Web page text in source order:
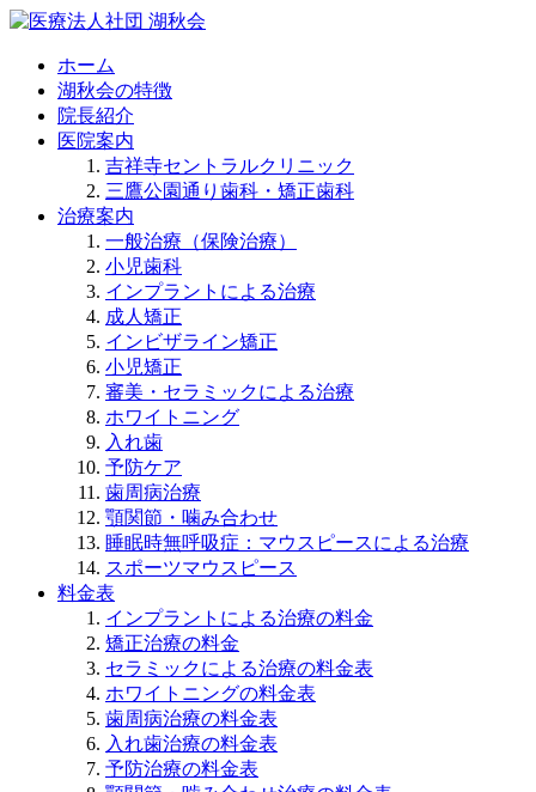
ホーム
湖秋会の特徴
院長紹介
医院案内
吉祥寺セントラルクリニック
三鷹公園通り歯科・矯正歯科
治療案内
一般治療（保険治療）
小児歯科
インプラントによる治療
成人矯正
インビザライン矯正
小児矯正
審美・セラミックによる治療
ホワイトニング
入れ歯
予防ケア
歯周病治療
顎関節・噛み合わせ
睡眠時無呼吸症：マウスピースによる治療
スポーツマウスピース
料金表
インプラントによる治療の料金
矯正治療の料金
セラミックによる治療の料金表
ホワイトニングの料金表
歯周病治療の料金表
入れ歯治療の料金表
予防治療の料金表